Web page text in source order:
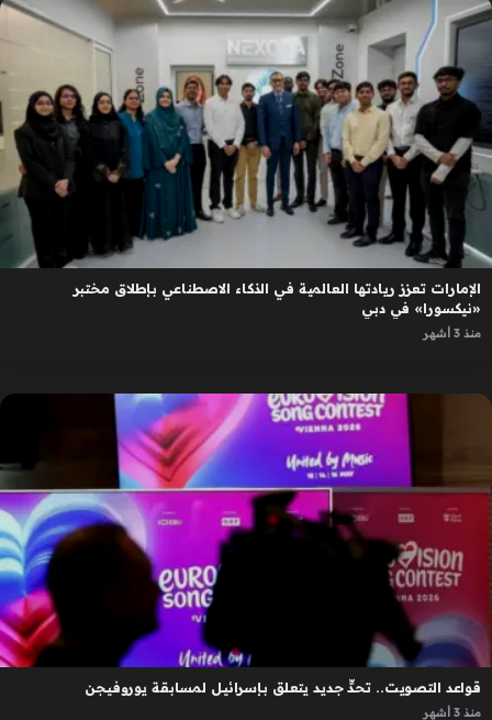
الإمارات تعزز ريادتها العالمية في الذكاء الاصطناعي بإطلاق مختبر
«نيكسورا» في دبي
منذ 3 أشهر
قواعد التصويت.. تحدٍّ جديد يتعلق بإسرائيل لمسابقة يوروفيجن
منذ 3 أشهر